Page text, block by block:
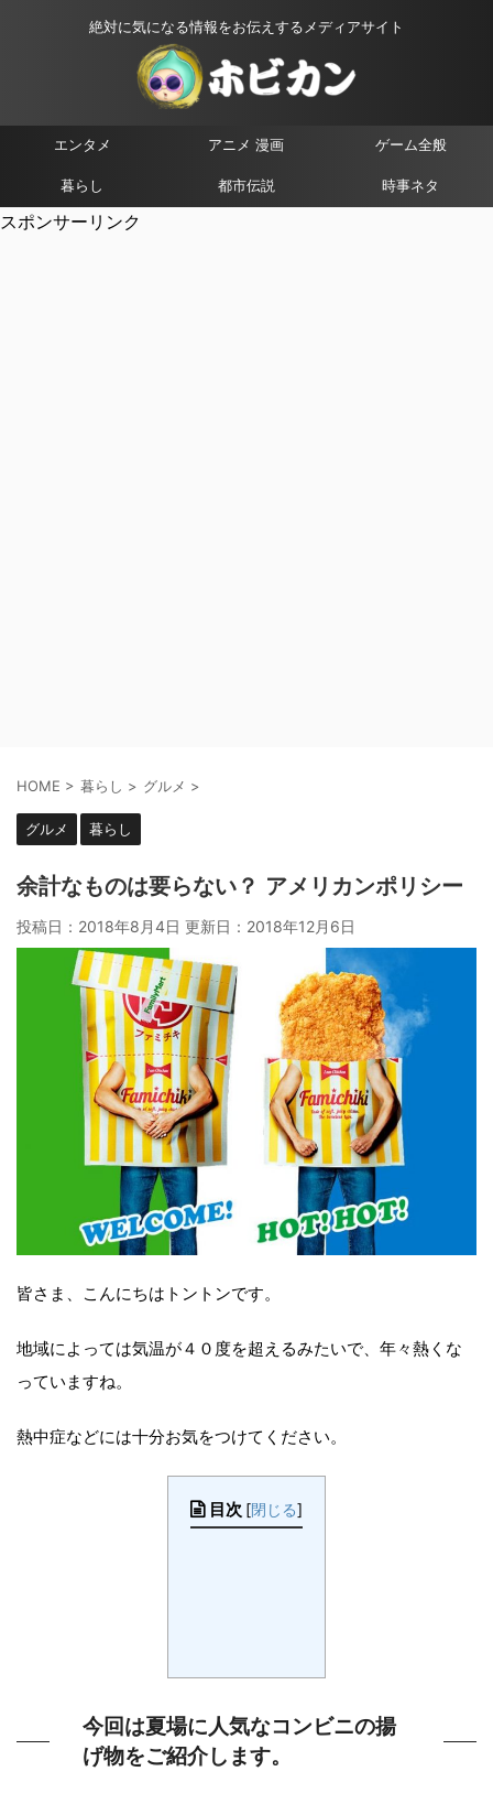
絶対に気になる情報をお伝えするメディアサイト
エンタメ アニメ 漫画 ゲーム全般
暮らし 都市伝説 時事ネタ
スポンサーリンク
HOME > 暮らし > グルメ >
グルメ 暮らし
余計なものは要らない？ アメリカンポリシー
投稿日：2018年8月4日 更新日： 2018年12月6日
皆さま、こんにちはトントンです。
地域によっては気温が４０度を超えるみたいで、年々熱くな
っていますね。
熱中症などには十分お気をつけてください。
目次 [閉じる]
今回は夏場に人気なコンビニの揚
げ物をご紹介します。